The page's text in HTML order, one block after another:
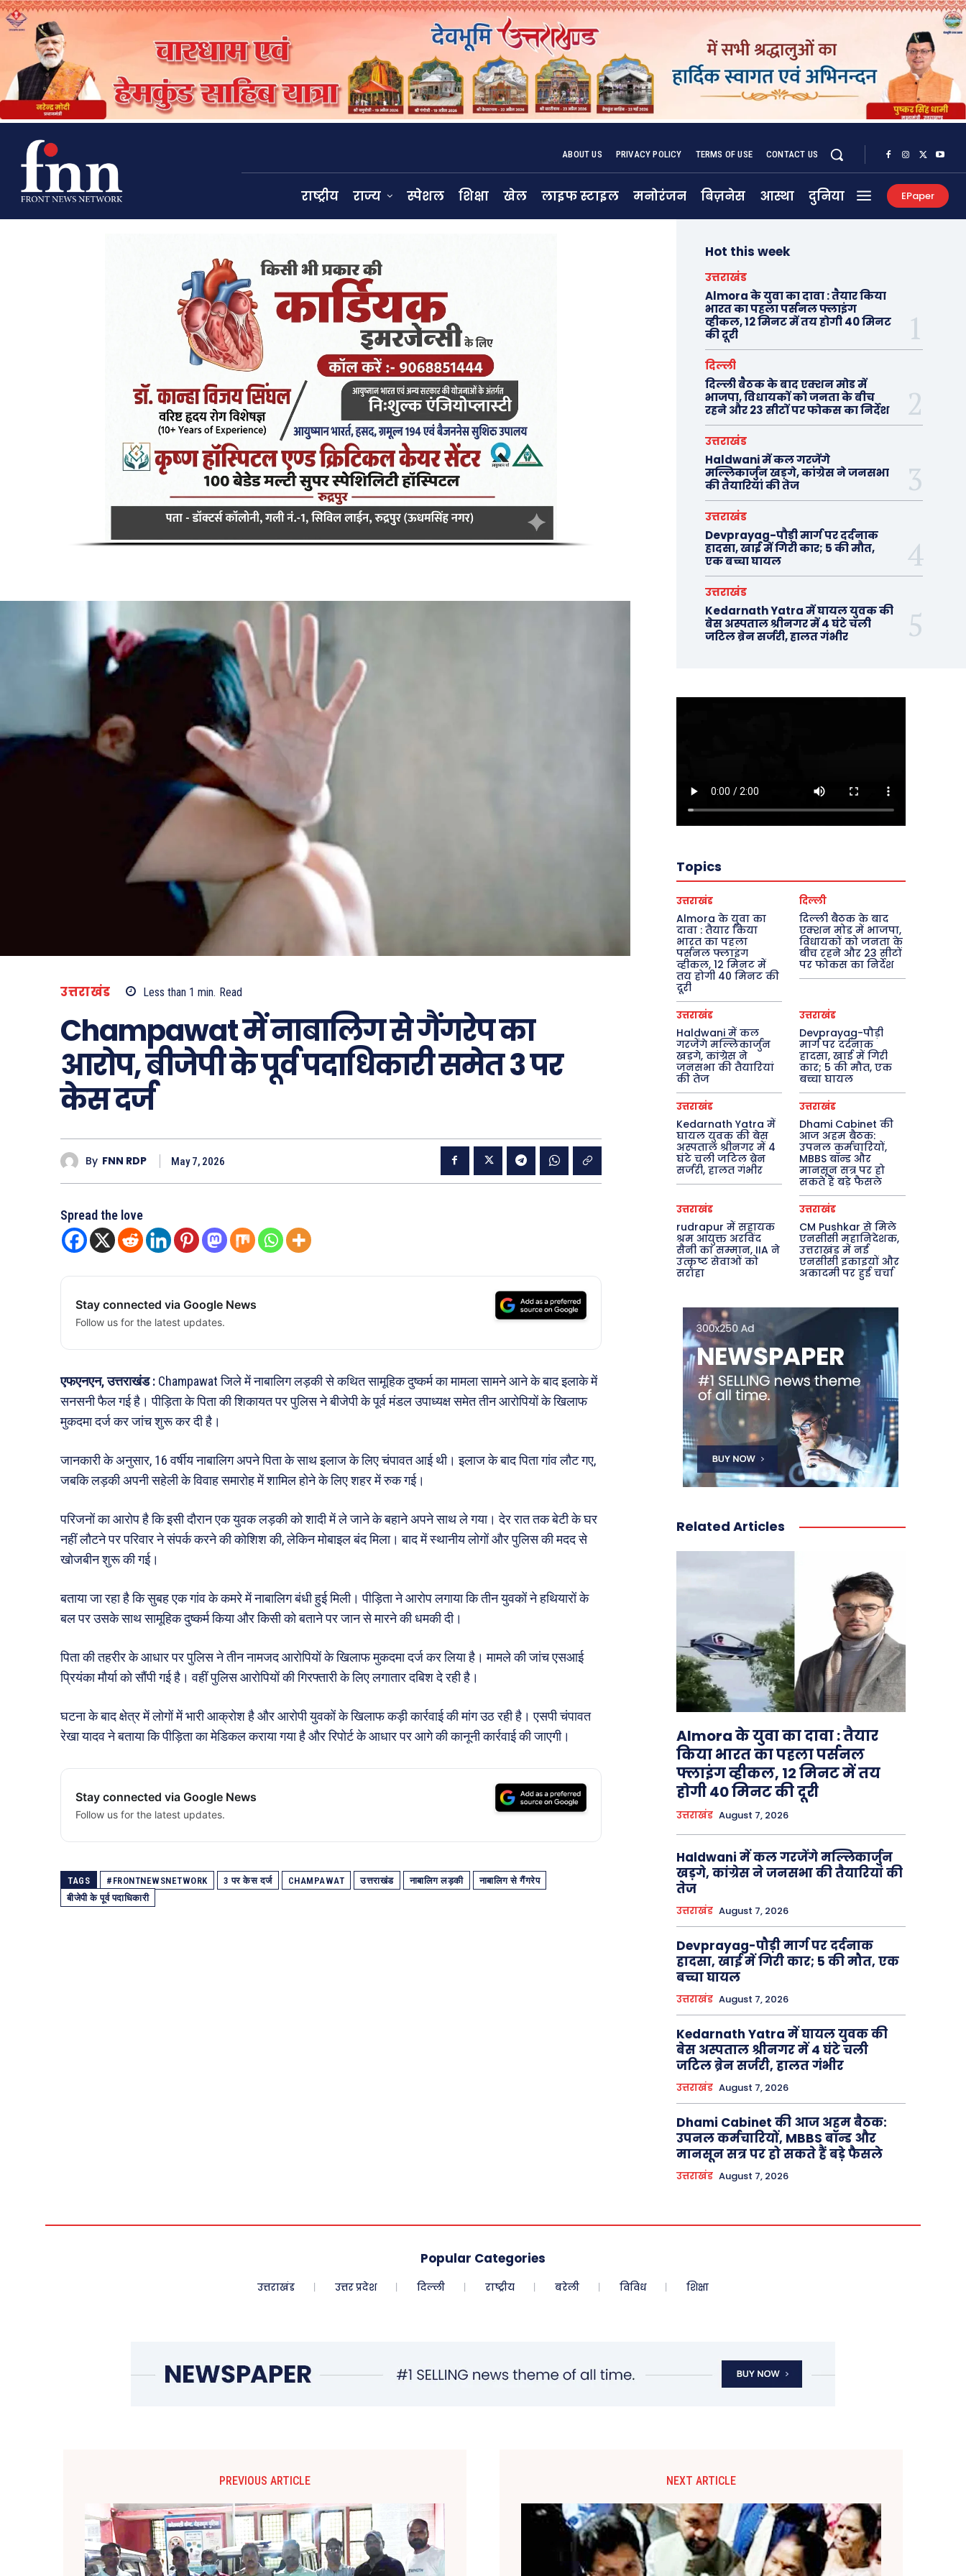
ABOUT US PRIVACY POLICY TERMS OF USE CONTACT US
राष्ट्रीय राज्य स्पेशल शिक्षा खेल लाइफ स्टाइल मनोरंजन बिज़नेस आस्था दुनिया EPaper
उत्तराखंड Less than 1 min. Read
Champawat में नाबालिग से गैंगरेप का
आरोप, बीजेपी के पूर्व पदाधिकारी समेत 3 पर
केस दर्ज
By FNN RDP May 7, 2026
Spread the love
Stay connected via Google News
Follow us for the latest updates.
एफएनएन, उत्तराखंड : Champawat जिले में नाबालिग लड़की से कथित सामूहिक दुष्कर्म का मामला सामने आने के बाद इलाके में
सनसनी फैल गई है। पीड़िता के पिता की शिकायत पर पुलिस ने बीजेपी के पूर्व मंडल उपाध्यक्ष समेत तीन आरोपियों के खिलाफ
मुकदमा दर्ज कर जांच शुरू कर दी है।
जानकारी के अनुसार, 16 वर्षीय नाबालिग अपने पिता के साथ इलाज के लिए चंपावत आई थी। इलाज के बाद पिता गांव लौट गए,
जबकि लड़की अपनी सहेली के विवाह समारोह में शामिल होने के लिए शहर में रुक गई।
परिजनों का आरोप है कि इसी दौरान एक युवक लड़की को शादी में ले जाने के बहाने अपने साथ ले गया। देर रात तक बेटी के घर
नहीं लौटने पर परिवार ने संपर्क करने की कोशिश की, लेकिन मोबाइल बंद मिला। बाद में स्थानीय लोगों और पुलिस की मदद से
खोजबीन शुरू की गई।
बताया जा रहा है कि सुबह एक गांव के कमरे में नाबालिग बंधी हुई मिली। पीड़िता ने आरोप लगाया कि तीन युवकों ने हथियारों के
बल पर उसके साथ सामूहिक दुष्कर्म किया और किसी को बताने पर जान से मारने की धमकी दी।
पिता की तहरीर के आधार पर पुलिस ने तीन नामजद आरोपियों के खिलाफ मुकदमा दर्ज कर लिया है। मामले की जांच एसआई
प्रियंका मौर्या को सौंपी गई है। वहीं पुलिस आरोपियों की गिरफ्तारी के लिए लगातार दबिश दे रही है।
घटना के बाद क्षेत्र में लोगों में भारी आक्रोश है और आरोपी युवकों के खिलाफ कड़ी कार्रवाई की मांग उठ रही है। एसपी चंपावत
रेखा यादव ने बताया कि पीड़िता का मेडिकल कराया गया है और रिपोर्ट के आधार पर आगे की कानूनी कार्रवाई की जाएगी।
Stay connected via Google News
Follow us for the latest updates.
TAGS #FRONTNEWSNETWORK 3 पर केस दर्ज CHAMPAWAT उत्तराखंड नाबालिग लड़की
नाबालिग से गैंगरेप
बीजेपी के पूर्व पदाधिकारी
Hot this week
उत्तराखंड
Almora के युवा का दावा : तैयार किया
भारत का पहला पर्सनल फ्लाइंग
व्हीकल, 12 मिनट में तय होगी 40 मिनट
की दूरी
दिल्ली
दिल्ली बैठक के बाद एक्शन मोड में
भाजपा, विधायकों को जनता के बीच
रहने और 23 सीटों पर फोकस का निर्देश
उत्तराखंड
Haldwani में कल गरजेंगे
मल्लिकार्जुन खड़गे, कांग्रेस ने जनसभा
की तैयारियां की तेज
उत्तराखंड
Devprayag-पौड़ी मार्ग पर दर्दनाक
हादसा, खाई में गिरी कार; 5 की मौत,
एक बच्चा घायल
उत्तराखंड
Kedarnath Yatra में घायल युवक की
बेस अस्पताल श्रीनगर में 4 घंटे चली
जटिल ब्रेन सर्जरी, हालत गंभीर
Topics
उत्तराखंड
Almora के युवा का
दावा : तैयार किया
भारत का पहला
पर्सनल फ्लाइंग
व्हीकल, 12 मिनट में
तय होगी 40 मिनट की
दूरी
दिल्ली
दिल्ली बैठक के बाद
एक्शन मोड में भाजपा,
विधायकों को जनता के
बीच रहने और 23 सीटों
पर फोकस का निर्देश
उत्तराखंड
Haldwani में कल
गरजेंगे मल्लिकार्जुन
खड़गे, कांग्रेस ने
जनसभा की तैयारियां
की तेज
उत्तराखंड
Devprayag-पौड़ी
मार्ग पर दर्दनाक
हादसा, खाई में गिरी
कार; 5 की मौत, एक
बच्चा घायल
उत्तराखंड
Kedarnath Yatra में
घायल युवक की बेस
अस्पताल श्रीनगर में 4
घंटे चली जटिल ब्रेन
सर्जरी, हालत गंभीर
उत्तराखंड
Dhami Cabinet की
आज अहम बैठक:
उपनल कर्मचारियों,
MBBS बॉन्ड और
मानसून सत्र पर हो
सकते हैं बड़े फैसले
उत्तराखंड
rudrapur में सहायक
श्रम आयुक्त अरविंद
सैनी का सम्मान, IIA ने
उत्कृष्ट सेवाओं को
सराहा
उत्तराखंड
CM Pushkar से मिले
एनसीसी महानिदेशक,
उत्तराखंड में नई
एनसीसी इकाइयों और
अकादमी पर हुई चर्चा
Related Articles
Almora के युवा का दावा : तैयार
किया भारत का पहला पर्सनल
फ्लाइंग व्हीकल, 12 मिनट में तय
होगी 40 मिनट की दूरी
उत्तराखंड August 7, 2026
Haldwani में कल गरजेंगे मल्लिकार्जुन
खड़गे, कांग्रेस ने जनसभा की तैयारियां की
तेज
उत्तराखंड August 7, 2026
Devprayag-पौड़ी मार्ग पर दर्दनाक
हादसा, खाई में गिरी कार; 5 की मौत, एक
बच्चा घायल
उत्तराखंड August 7, 2026
Kedarnath Yatra में घायल युवक की
बेस अस्पताल श्रीनगर में 4 घंटे चली
जटिल ब्रेन सर्जरी, हालत गंभीर
उत्तराखंड August 7, 2026
Dhami Cabinet की आज अहम बैठक:
उपनल कर्मचारियों, MBBS बॉन्ड और
मानसून सत्र पर हो सकते हैं बड़े फैसले
उत्तराखंड August 7, 2026
Popular Categories
उत्तराखंड उत्तर प्रदेश दिल्ली राष्ट्रीय बरेली विविध शिक्षा
PREVIOUS ARTICLE NEXT ARTICLE